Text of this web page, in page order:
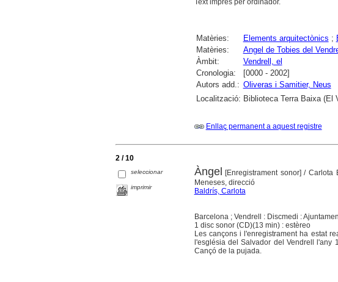
Text imprès per ordinador.
Matèries: Elements arquitectònics ;
Matèries:
Angel de Tobies del
Àmbit:
Vendrell, el
Cronologia:
[0000 - 2002]
Autors add.: Oliveras i Samitier, Neus
Localització: Biblioteca Terra Baixa (El
Enllaç permanent a aquest registre
2 / 10
seleccionar
imprimir
Àngel [Enregistrament sonor]/ Carlota
Meneses, direcció
Baldrís, Carlota
Barcelona ; Vendrell : Discmedi :
1 disc sonor (CD)(13 min) : estèreo
Les cançons i l'enregistrament ha estat
l'església del Salvador del Vendrell
Cançó de la pujada.